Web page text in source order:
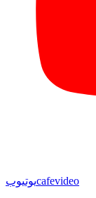
یوتیوبcafevideo